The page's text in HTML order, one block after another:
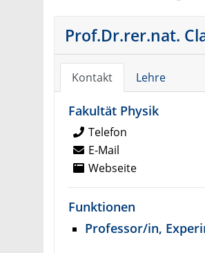
Prof.Dr.rer.nat.
Kontakt Lehre
Fakultät Physik
Telefon
E-Mail
Webseite
Funktionen
Professor/in,